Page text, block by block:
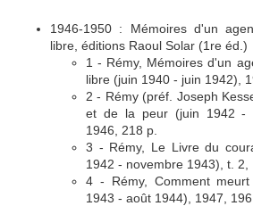
1946-1950 : Mémoires d'un
libre, éditions Raoul Solar (1re éd.)
1 - Rémy, Mémoires d'un
libre (juin 1940 - juin 1942),
2 - Rémy (préf. Joseph
et de la peur (juin 1942 -
1946, 218 p.
3 - Rémy, Le Livre du
1942 - novembre 1943), t. 2,
4 - Rémy, Comment
1943 - août 1944), 1947, 196